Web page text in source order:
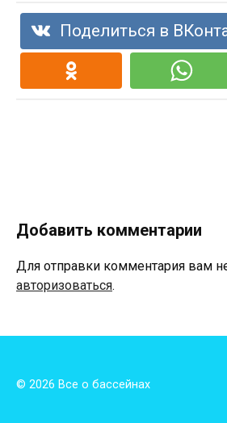
Поделиться в
Добавить комментарии
Для отправки комментария вам
авторизоваться.
© 2026 Все о бассейнах